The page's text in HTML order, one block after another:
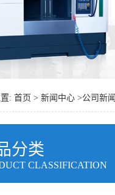
: 首页 > 新闻中心 >公司新闻
分类
CLASSIFICATION